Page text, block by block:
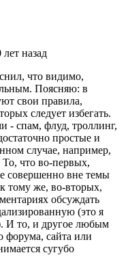
лет назад
что видимо,
Поясняю: в
свои правила,
следует избегать.
- спам, флуд, троллинг,
простые и
случае, например,
что во-первых,
совершенно вне темы
тому же, во-вторых,
обсуждать
(это я
И то, и другое любым
форума, сайта или
сугубо